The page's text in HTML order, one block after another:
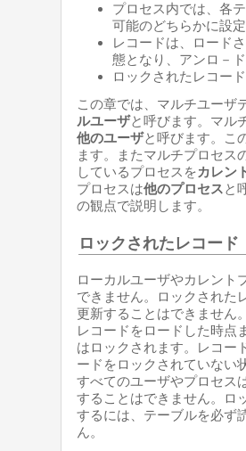
プロセス内では、各
可能のどちらかに設
レコードは、ロード
態となり、アンロ－
ロックされたレコー
この章では、マルチユーザ
ルユーザと呼びます。マル
他のユーザと呼びます。こ
ます。またマルチプロセス
しているプロセスをカレン
プロセスは他のプロセスと
の観点で説明します。
ロックされたレコード
ローカルユーザやカレント
できません。ロックされた
更新することはできません
レコードをロードした時点
はロックされます。レコー
ードをロックされていない
すべてのユーザやプロセス
することはできません。ロ
するには、テーブルを必ず
ん。